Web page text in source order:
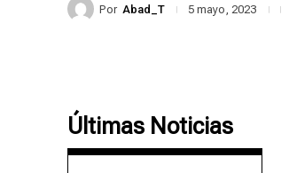
Por Abad_T 5 mayo, 2023
Últimas Noticias